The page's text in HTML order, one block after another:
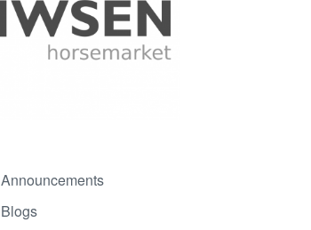
Announcements
Blogs